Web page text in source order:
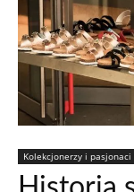
Kolekcjonerzy i